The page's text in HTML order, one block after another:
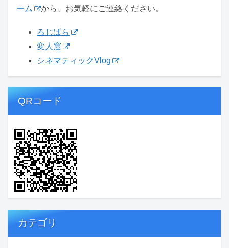
ーム
から、お気軽にご連絡ください。
ろじぱら
変人窟
シネマティックVlog
QRコード
カテゴリ